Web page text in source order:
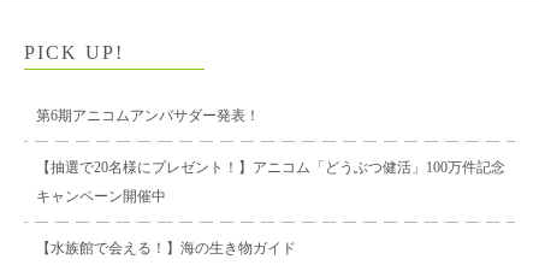
PICK UP!
第6期アニコムアンバサダー発表！
【抽選で20名様にプレゼント！】アニコム「どうぶつ健活」100万件記念
キャンペーン開催中
【水族館で会える！】海の生き物ガイド